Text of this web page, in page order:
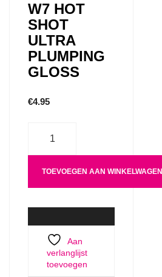
W7 HOT
SHOT
ULTRA
PLUMPING
GLOSS
€4.95
TOEVOEGEN AAN WINKELWAGEN
Aan
verlanglijst
toevoegen